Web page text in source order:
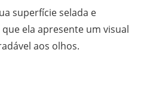
superfície selada e
que ela apresente um visual
aos olhos.